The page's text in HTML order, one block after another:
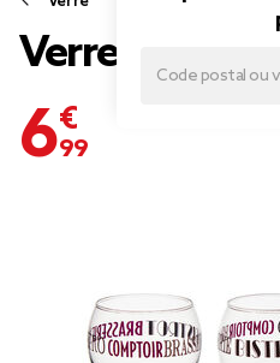
Verre ballon
6,99 €